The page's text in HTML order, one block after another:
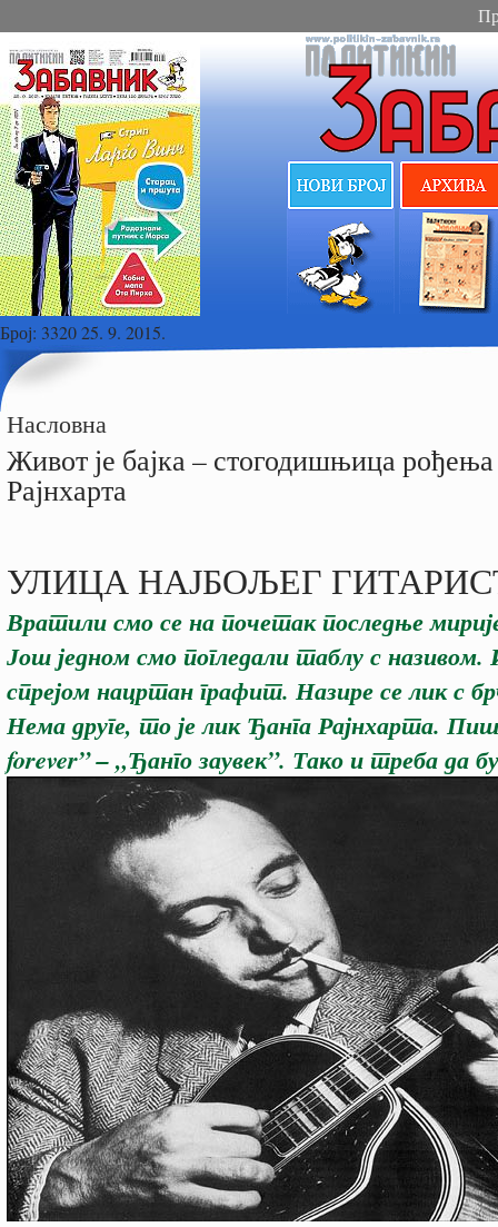
Број: 3320 25. 9. 2015.
Насловна
Живот је бајка – стогодишњица
Рајнхарта
УЛИЦА НАЈБОЉЕГ
Вратили смо се на почетак последње
Још једном смо погледали таблу с називом.
спрејом нацртан графит. Назире се лик с
Нема друге, то је лик Ђанга Рајнхарта.
forever” – „Ђанго заувек”. Тако и треба да